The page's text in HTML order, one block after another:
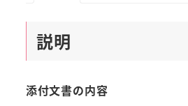
酸
説明
添付文書の内容